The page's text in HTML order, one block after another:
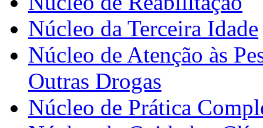
Núcleo da Terceira Idade
Núcleo de Atenção às
Outras Drogas
Núcleo de Prática